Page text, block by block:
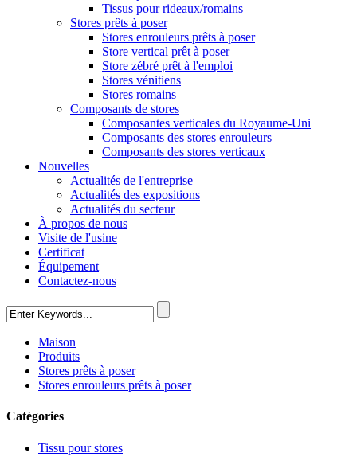
Tissus pour rideaux/romains
Stores prêts à poser
Stores enrouleurs prêts à poser
Store vertical prêt à poser
Store zébré prêt à l'emploi
Stores vénitiens
Stores romains
Composants de stores
Composantes verticales du Royaume-Uni
Composants des stores enrouleurs
Composants des stores verticaux
Nouvelles
Actualités de l'entreprise
Actualités des expositions
Actualités du secteur
À propos de nous
Visite de l'usine
Certificat
Équipement
Contactez-nous
Maison
Produits
Stores prêts à poser
Stores enrouleurs prêts à poser
Catégories
Tissu pour stores